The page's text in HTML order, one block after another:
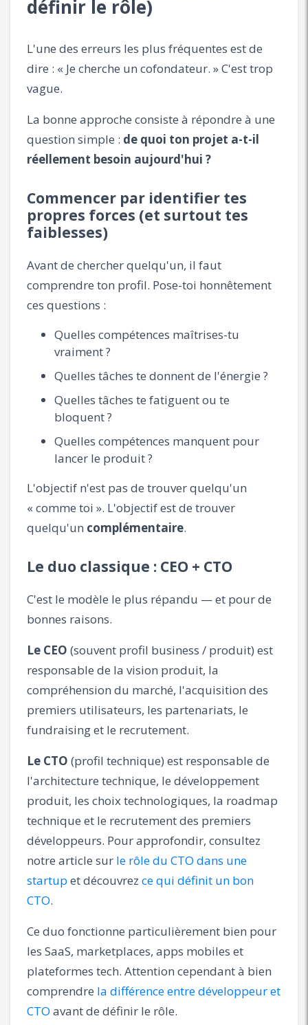
définir le rôle)
L'une des erreurs les plus fréquentes est de
dire : « Je cherche un cofondateur. » C'est trop
vague.
La bonne approche consiste à répondre à une
question simple : de quoi ton projet a-t-il
réellement besoin aujourd'hui ?
Commencer par identifier tes
propres forces (et surtout tes
faiblesses)
Avant de chercher quelqu'un, il faut
comprendre ton profil. Pose-toi honnêtement
ces questions :
Quelles compétences maîtrises-tu
vraiment ?
Quelles tâches te donnent de l'énergie ?
Quelles tâches te fatiguent ou te
bloquent ?
Quelles compétences manquent pour
lancer le produit ?
L'objectif n'est pas de trouver quelqu'un
« comme toi ». L'objectif est de trouver
quelqu'un complémentaire.
Le duo classique : CEO + CTO
C'est le modèle le plus répandu — et pour de
bonnes raisons.
Le CEO (souvent profil business / produit) est
responsable de la vision produit, la
compréhension du marché, l'acquisition des
premiers utilisateurs, les partenariats, le
fundraising et le recrutement.
Le CTO (profil technique) est responsable de
l'architecture technique, le développement
produit, les choix technologiques, la roadmap
technique et le recrutement des premiers
développeurs. Pour approfondir, consultez
notre article sur le rôle du CTO dans une
startup et découvrez ce qui définit un bon
CTO.
Ce duo fonctionne particulièrement bien pour
les SaaS, marketplaces, apps mobiles et
plateformes tech. Attention cependant à bien
comprendre la différence entre développeur et
CTO avant de définir le rôle.